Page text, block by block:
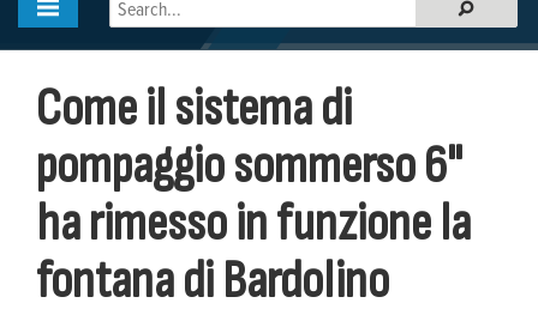
Come il sistema di
pompaggio sommerso 6"
ha rimesso in funzione la
fontana di Bardolino